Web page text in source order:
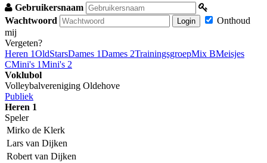
Gebruikersnaam
Wachtwoord
Login
Onthoud
mij
Vergeten?
Heren 1OldStarsDames 1Dames 2TrainingsgroepMix BMeisjes
CMini's 1Mini's 2
Voklubol
Volleybalvereniging Oldehove
Publiek
Heren 1
Speler
Mirko de Klerk
Lars van Dijken
Robert van Dijken